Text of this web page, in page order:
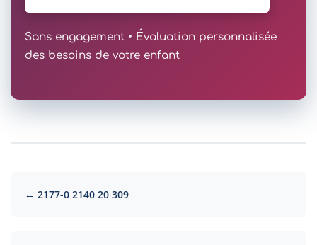
Sans engagement • Évaluation personnalisée
des besoins de votre enfant
← 2177-0 2140 20 309